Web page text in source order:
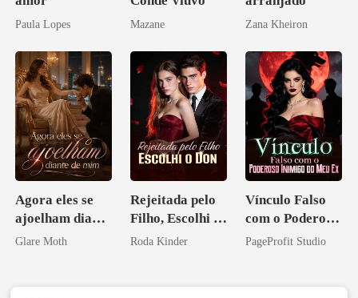
Paula Lopes Mazane Zana Kheiron
Agora eles se
ajoelham diante
de mim
Glare Moth
Rejeitada pelo
Filho, Escolhi o
Don
Roda Kinder
Vínculo Falso
com o Poderoso
Inimigo do Meu
PageProfit Studio